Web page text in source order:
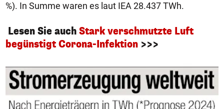
%). In Summe waren es laut IEA 28.437 TWh.
Lesen Sie auchStark verschmutzte Luft
begünstigt Corona-Infektion >>>